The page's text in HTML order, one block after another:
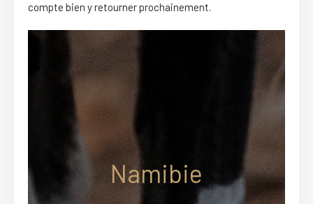
compte bien y retourner prochainement.
Namibie